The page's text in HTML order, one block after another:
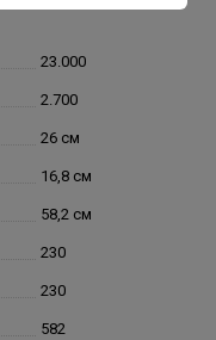
23.000
2.700
26 см
16,8 см
58,2 см
230
230
582